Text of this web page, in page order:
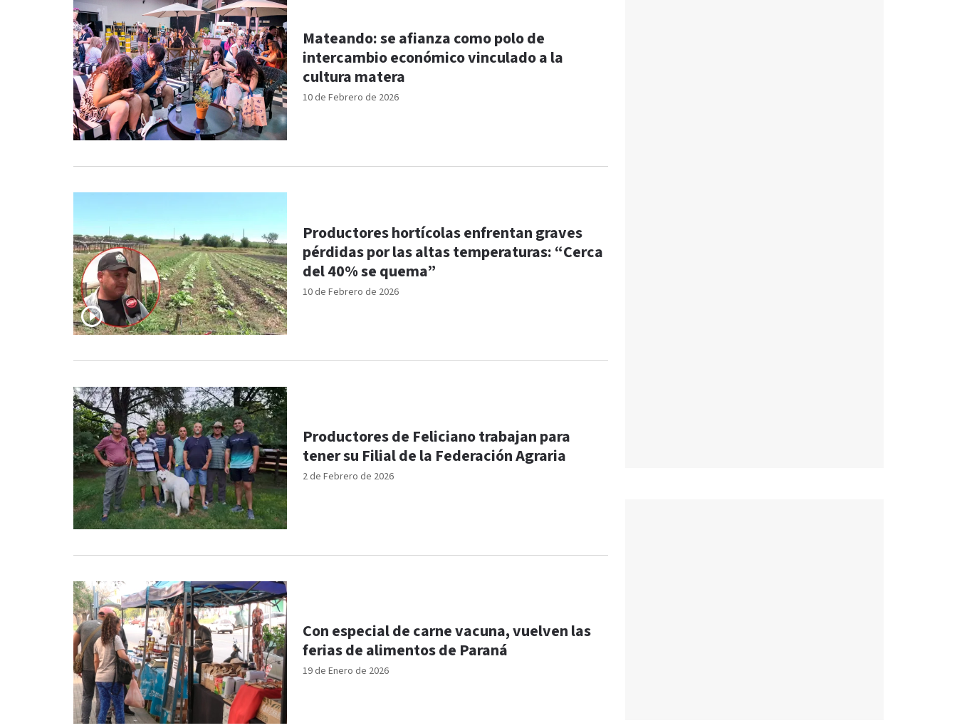
10 de Febrero de 2026
Mateando: se afianza como polo de
intercambio económico vinculado a la
cultura matera
10 de Febrero de 2026
Productores hortícolas enfrentan graves
pérdidas por las altas temperaturas: “Cerca
del 40% se quema”
2 de Febrero de 2026
Productores de Feliciano trabajan para
tener su Filial de la Federación Agraria
19 de Enero de 2026
Con especial de carne vacuna, vuelven las
ferias de alimentos de Paraná